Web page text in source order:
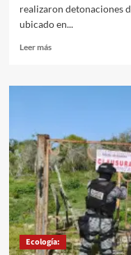
realizaron detonaciones
ubicado en...
Leer másLeer
INVESTIGAN
PREDIO
POR
DETONACIONES
DE
ARMA
DE
FUEGO
EN
MÉRIDA.
Ecología: